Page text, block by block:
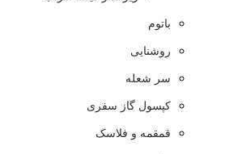
باتوم
روشنایی
سر شعله
کپسول گاز سفری
قمقمه و فلاسک